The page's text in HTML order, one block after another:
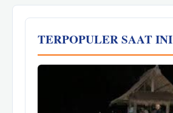
TERPOPULER SAAT INI